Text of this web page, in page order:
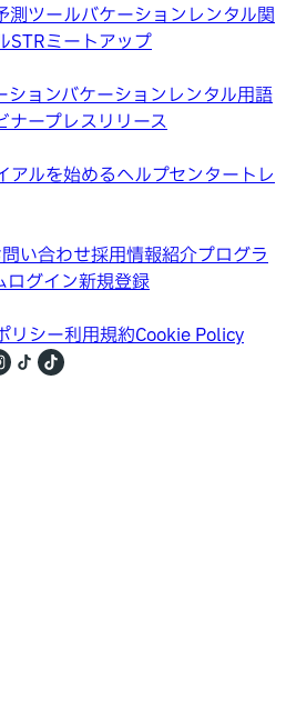
測ツールバケーションレンタル関
STRミートアップ
ションバケーションレンタル用語
ナープレスリリース
アルを始めるヘルプセンタートレ
い合わせ採用情報紹介プログラ
ログイン新規登録
リシー利用規約Cookie Policy